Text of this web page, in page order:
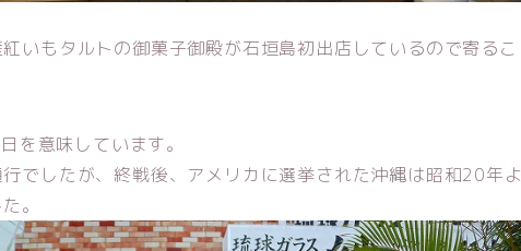
いもタルトの御菓子御殿が石垣島初出店しているので寄るこ
を意味しています。
でしたが、終戦後、アメリカに選挙された沖縄は昭和20年よ
。